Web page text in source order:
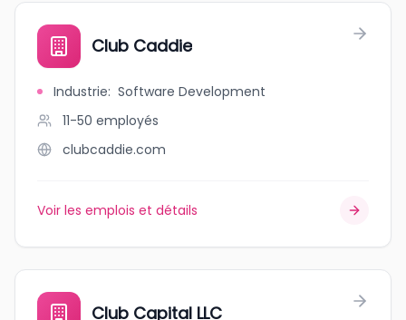
Club Caddie
Industrie: Software Development
11-50 employés
clubcaddie.com
Voir les emplois et détails
Club Capital LLC